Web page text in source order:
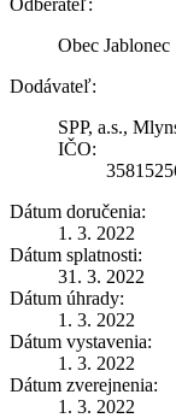
Obec Jablonec
Dodávateľ:
SPP, a.s.,
IČO:
Dátum doručenia:
1. 3. 2022
Dátum splatnosti:
31. 3. 2022
Dátum úhrady:
1. 3. 2022
Dátum vystavenia:
1. 3. 2022
Dátum zverejnenia:
1. 3. 2022